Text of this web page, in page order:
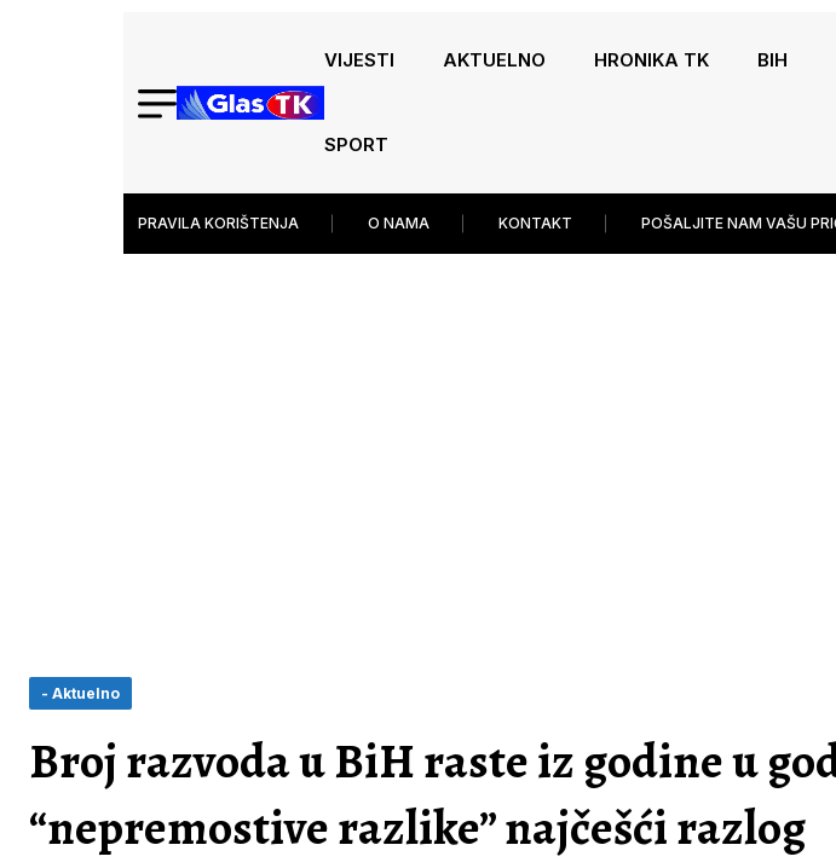
VIJESTI AKTUELNO HRONIKA TK BIH
SPORT
PRAVILA KORIŠTENJA O NAMA KONTAKT POŠALJITE NAM VAŠU
- Aktuelno
Broj razvoda u BiH raste iz godine u
“nepremostive razlike” najčešći razlog